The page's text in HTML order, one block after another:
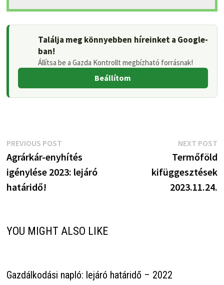
Találja meg könnyebben híreinket a Google-
ban!
Állítsa be a Gazda Kontrollt megbízható forrásnak!
Beállítom
Bejegyzés
navigáció
PREVIOUS POSTPrevious
post:
Agrárkár-enyhítés
igénylése 2023: lejáró
határidő!
NEXT POST
Termőföld
kifüggesztések
2023.11.24.
YOU MIGHT ALSO LIKE
Gazdálkodási napló: lejáró határidő – 2022